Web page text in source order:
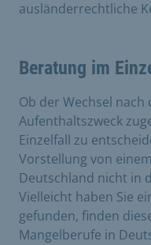
ausländerrechtliche
Beratung im
Ob der Wechsel
Aufenthaltszweck
Einzelfall zu
Vorstellung von
Deutschland nicht in
Vielleicht haben Sie
gefunden, finden
Mangelberufe in